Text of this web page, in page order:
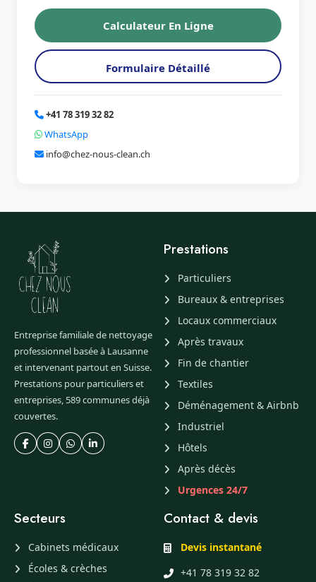
Calculateur En Ligne
Formulaire Détaillé
+41 78 319 32 82
WhatsApp
info@chez-nous-clean.ch
Entreprise familiale de nettoyage
professionnel basée à Lausanne
et intervenant partout en Suisse.
Prestations pour particuliers et
entreprises, 589 communes déjà
couvertes.
Prestations
Particuliers
Bureaux & entreprises
Locaux commerciaux
Après travaux
Fin de chantier
Textiles
Déménagement & Airbnb
Industriel
Hôtels
Après décès
Urgences 24/7
Secteurs
Cabinets médicaux
Écoles & crèches
Contact & devis
Devis instantané
+41 78 319 32 82